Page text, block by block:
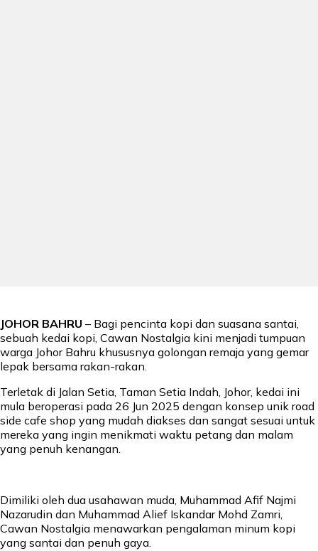
JOHOR BAHRU – Bagi pencinta kopi dan suasana santai,
sebuah kedai kopi, Cawan Nostalgia kini menjadi tumpuan
warga Johor Bahru khususnya golongan remaja yang gemar
lepak bersama rakan-rakan.
Terletak di Jalan Setia, Taman Setia Indah, Johor, kedai ini
mula beroperasi pada 26 Jun 2025 dengan konsep unik road
side cafe shop yang mudah diakses dan sangat sesuai untuk
mereka yang ingin menikmati waktu petang dan malam
yang penuh kenangan.
Dimiliki oleh dua usahawan muda, Muhammad Afif Najmi
Nazarudin dan Muhammad Alief Iskandar Mohd Zamri,
Cawan Nostalgia menawarkan pengalaman minum kopi
yang santai dan penuh gaya.